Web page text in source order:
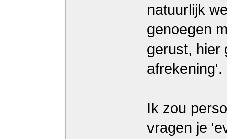
natuurlijk
genoegen
gerust, hier
Ik zou
vragen je